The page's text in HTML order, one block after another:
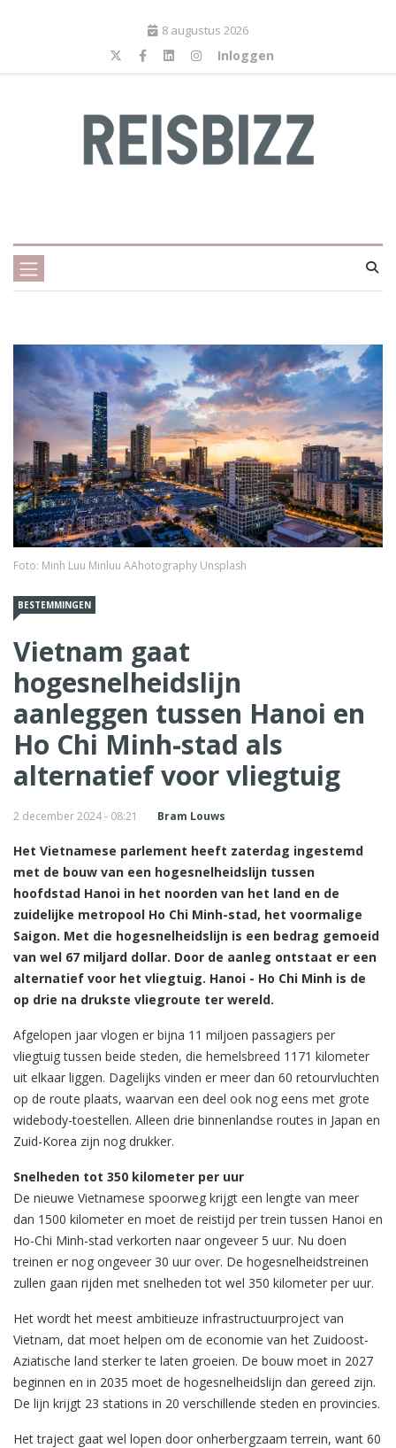
8 augustus 2026
Inloggen
Foto: Minh Luu Minluu AAhotography Unsplash
BESTEMMINGEN
Vietnam gaat
hogesnelheidslijn
aanleggen tussen Hanoi en
Ho Chi Minh-stad als
alternatief voor vliegtuig
2 december 2024 - 08:21 Bram Louws
Het Vietnamese parlement heeft zaterdag ingestemd
met de bouw van een hogesnelheidslijn tussen
hoofdstad Hanoi in het noorden van het land en de
zuidelijke metropool Ho Chi Minh-stad, het voormalige
Saigon. Met die hogesnelheidslijn is een bedrag gemoeid
van wel 67 miljard dollar. Door de aanleg ontstaat er een
alternatief voor het vliegtuig. Hanoi - Ho Chi Minh is de
op drie na drukste vliegroute ter wereld.
Afgelopen jaar vlogen er bijna 11 miljoen passagiers per
vliegtuig tussen beide steden, die hemelsbreed 1171 kilometer
uit elkaar liggen. Dagelijks vinden er meer dan 60 retourvluchten
op de route plaats, waarvan een deel ook nog eens met grote
widebody-toestellen. Alleen drie binnenlandse routes in Japan en
Zuid-Korea zijn nog drukker.
Snelheden tot 350 kilometer per uur
De nieuwe Vietnamese spoorweg krijgt een lengte van meer
dan 1500 kilometer en moet de reistijd per trein tussen Hanoi en
Ho-Chi Minh-stad verkorten naar ongeveer 5 uur. Nu doen
treinen er nog ongeveer 30 uur over. De hogesnelheidstreinen
zullen gaan rijden met snelheden tot wel 350 kilometer per uur.
Het wordt het meest ambitieuze infrastructuurproject van
Vietnam, dat moet helpen om de economie van het Zuidoost-
Aziatische land sterker te laten groeien. De bouw moet in 2027
beginnen en in 2035 moet de hogesnelheidslijn dan gereed zijn.
De lijn krijgt 23 stations in 20 verschillende steden en provincies.
Het traject gaat wel lopen door onherbergzaam terrein, want 60